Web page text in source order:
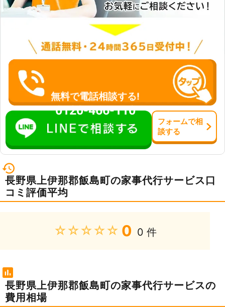
無料で電話相談する!
0120-466-110
フォームで相
談する
長野県上伊那郡飯島町の家事代行サービス口
コミ評価平均
★★★★★ 0 0 件
長野県上伊那郡飯島町の家事代行サービスの
費用相場